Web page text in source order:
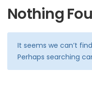
Nothing
It seems we can’t
Perhaps searching